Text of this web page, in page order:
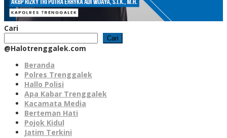
Cari
Cari
@Halotrenggalek.com
Beranda
Polres Trenggalek
Hallo Polisi
Apa Kabar Trenggalek
Kacamata Media
Berteman Hati
Pojok Kidul
Jatim Terkini